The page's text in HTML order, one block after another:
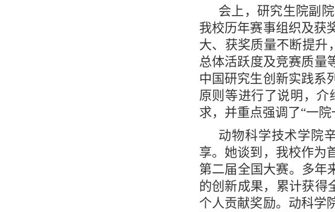
会上，研究生院副
我校历年赛事组织及获
大、获奖质量不断提升
总体活跃度及竞赛质量
中国研究生创新实践系
原则等进行了说明，
求，并重点强调了“一院
动物科学技术学院
享。她谈到，我校作为
第二届全国大赛。多年
的创新成果，累计获得
个人贡献奖励。动科学